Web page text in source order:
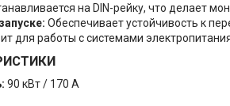
на DIN-рейку, что делает
Обеспечивает устойчивость к
для работы с системами
90 кВт / 170 А